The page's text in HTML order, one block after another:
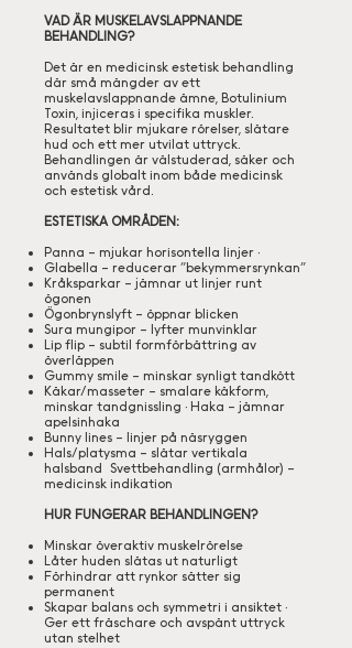
VAD ÄR MUSKELAVSLAPPNANDE
BEHANDLING?
Det är en medicinsk estetisk behandling
där små mängder av ett
muskelavslappnande ämne, Botulinium
Toxin, injiceras i specifika muskler.
Resultatet blir mjukare rörelser, slätare
hud och ett mer utvilat uttryck.
Behandlingen är välstuderad, säker och
används globalt inom både medicinsk
och estetisk vård.
ESTETISKA OMRÅDEN:
Panna – mjukar horisontella linjer •
Glabella – reducerar ”bekymmersrynkan”
Kråksparkar – jämnar ut linjer runt
ögonen
Ögonbrynslyft – öppnar blicken
Sura mungipor – lyfter munvinklar
Lip flip – subtil formförbättring av
överläppen
Gummy smile – minskar synligt tandkött
Käkar/masseter – smalare käkform,
minskar tandgnissling • Haka – jämnar
apelsinhaka
Bunny lines – linjer på näsryggen
Hals/platysma – slätar vertikala
halsband Svettbehandling (armhålor) –
medicinsk indikation
HUR FUNGERAR BEHANDLINGEN?
Minskar överaktiv muskelrörelse
Låter huden slätas ut naturligt
Förhindrar att rynkor sätter sig
permanent
Skapar balans och symmetri i ansiktet •
Ger ett fräschare och avspänt uttryck
utan stelhet